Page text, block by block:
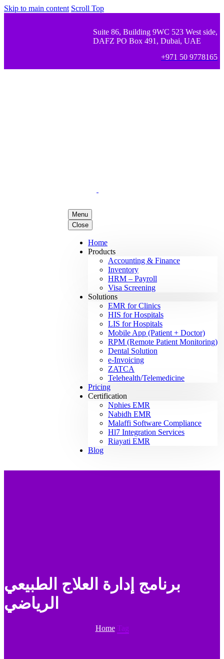
Skip to main content Scroll Top
Suite 86, Building 9WC 523 West side,
DAFZ PO Box 491, Dubai, UAE
+971 50 9778165
Menu
Close
Home
Products
Accounting & Finance
Inventory
HRM – Payroll
Visa Screening
Solutions
EMR for Clinics
HIS for Hospitals
LIS for Hospitals
Mobile App (Patient + Doctor)
RPM (Remote Patient Monitoring)
Dental Solution
e-Invoicing
ZATCA
Telehealth/Telemedicine
Pricing
Certification
Nphies EMR
Nabidh EMR
Malaffi Software Compliance
Hl7 Integration Services
Riayati EMR
Blog
برنامج إدارة العلاج الطبيعي
الرياضي
Home Tag